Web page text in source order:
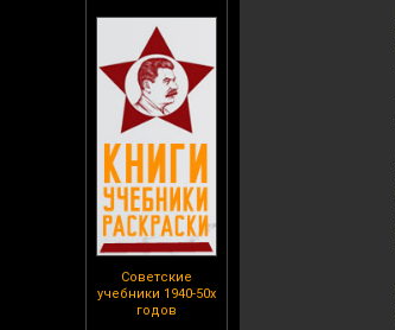
Советские
учебники 1940-50х
годов